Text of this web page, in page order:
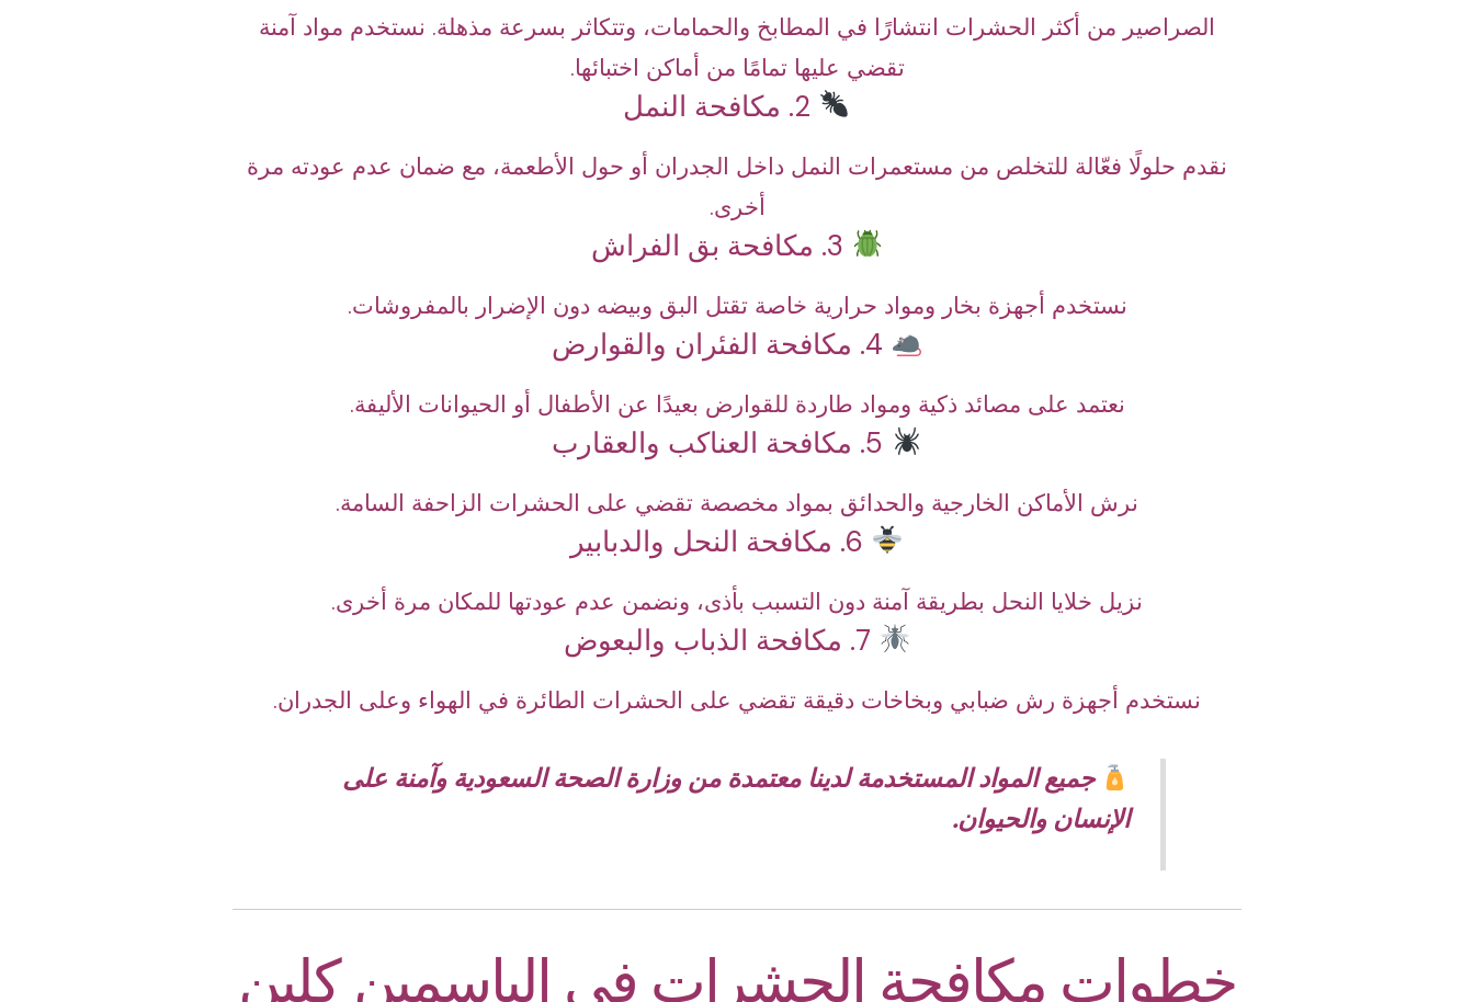
الصراصير من أكثر الحشرات انتشارًا في المطابخ والحمامات، وتتكاثر بسرعة مذهلة. نستخدم مواد آمنة
تقضي عليها تمامًا من أماكن اختبائها.
نقدم حلولًا فعّالة للتخلص من مستعمرات النمل داخل الجدران أو حول الأطعمة، مع ضمان عدم عودته مرة
أخرى.
نستخدم أجهزة بخار ومواد حرارية خاصة تقتل البق وبيضه دون الإضرار بالمفروشات.
نعتمد على مصائد ذكية ومواد طاردة للقوارض بعيدًا عن الأطفال أو الحيوانات الأليفة.
نرش الأماكن الخارجية والحدائق بمواد مخصصة تقضي على الحشرات الزاحفة السامة.
نزيل خلايا النحل بطريقة آمنة دون التسبب بأذى، ونضمن عدم عودتها للمكان مرة أخرى.
نستخدم أجهزة رش ضبابي وبخاخات دقيقة تقضي على الحشرات الطائرة في الهواء وعلى الجدران.
جميع المواد المستخدمة لدينا معتمدة من وزارة الصحة السعودية وآمنة على
الإنسان والحيوان.
خطوات مكافحة الحشرات في الياسمين كلين